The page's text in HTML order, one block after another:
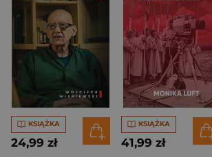
KSIĄŻKA
24,99 zł
KSIĄŻKA
41,99 zł